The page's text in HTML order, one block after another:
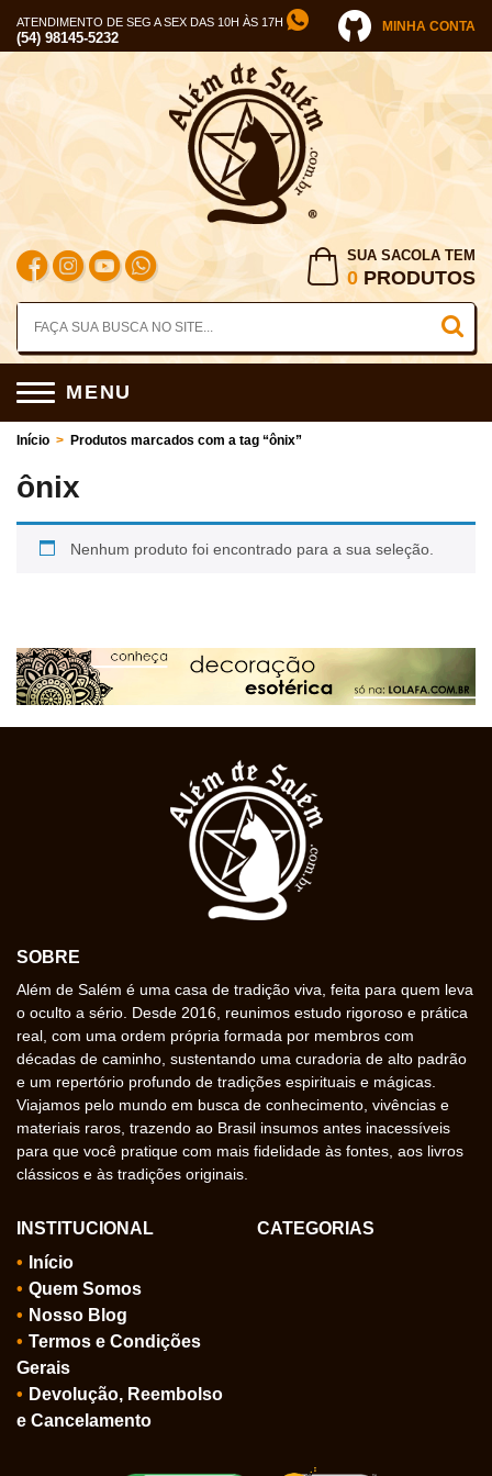
ATENDIMENTO DE SEG A SEX DAS 10H ÀS 17H
(54) 98145-5232
MINHA CONTA
SUA SACOLA TEM
0 PRODUTOS
MENU
Início > Produtos marcados com a tag “ônix”
ônix
Nenhum produto foi encontrado para a sua seleção.
SOBRE
Além de Salém é uma casa de tradição viva, feita para quem leva
o oculto a sério. Desde 2016, reunimos estudo rigoroso e prática
real, com uma ordem própria formada por membros com
décadas de caminho, sustentando uma curadoria de alto padrão
e um repertório profundo de tradições espirituais e mágicas.
Viajamos pelo mundo em busca de conhecimento, vivências e
materiais raros, trazendo ao Brasil insumos antes inacessíveis
para que você pratique com mais fidelidade às fontes, aos livros
clássicos e às tradições originais.
INSTITUCIONAL
Início
Quem Somos
Nosso Blog
Termos e Condições
Gerais
Devolução, Reembolso
e Cancelamento
CATEGORIAS